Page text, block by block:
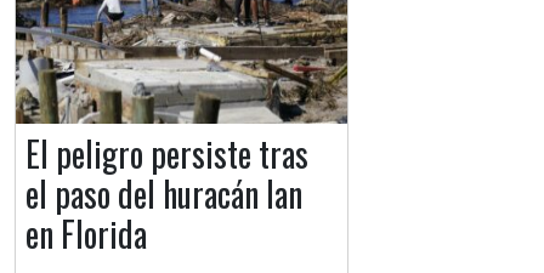
El peligro persiste tras
el paso del huracán Ian
en Florida